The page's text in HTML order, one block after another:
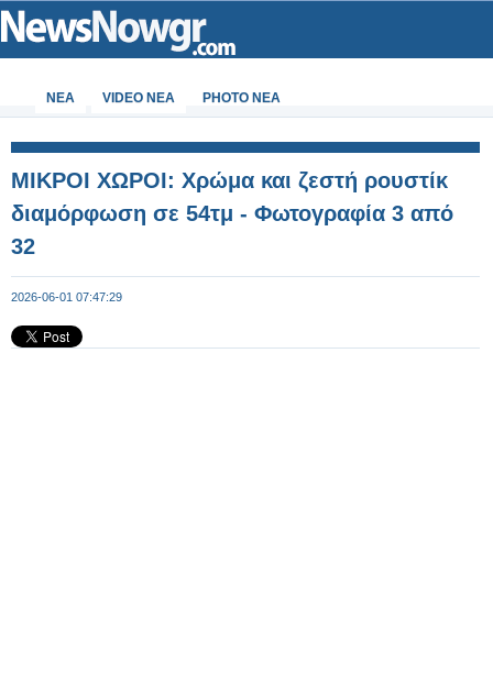
ΝΕΑ VIDEO NEA PHOTO NEA
ΜΙΚΡΟΙ ΧΩΡΟΙ: Χρώμα και ζεστή ρουστίκ
διαμόρφωση σε 54τμ - Φωτογραφία 3 από
32
2026-06-01 07:47:29